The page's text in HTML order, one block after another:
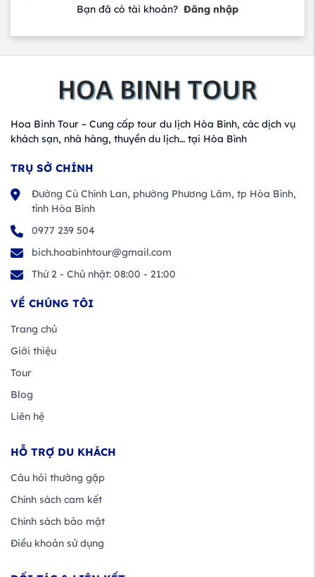
Bạn đã có tài khoản? Đăng nhập
Hoa Binh Tour – Cung cấp tour du lịch Hòa Bình, các dịch vụ
khách sạn, nhà hàng, thuyền du lịch… tại Hòa Bình
TRỤ SỞ CHÍNH
Đường Cù Chính Lan, phường Phương Lâm, tp Hòa Bình,
tỉnh Hòa Bình
0977 239 504
bich.hoabinhtour@gmail.com
Thứ 2 - Chủ nhật: 08:00 - 21:00
VỀ CHÚNG TÔI
Trang chủ
Giới thiệu
Tour
Blog
Liên hệ
HỖ TRỢ DU KHÁCH
Câu hỏi thường gặp
Chính sách cam kết
Chính sách bảo mật
Điều khoản sử dụng